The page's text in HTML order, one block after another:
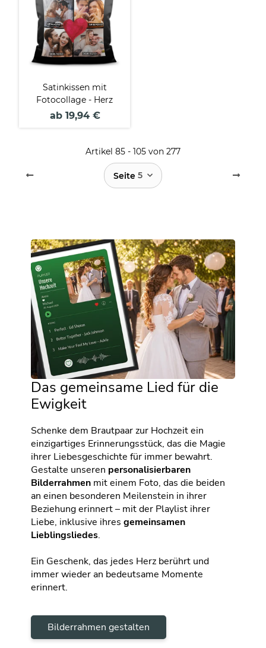
Satinkissen mit
Fotocollage - Herz
ab 19,94 €
Artikel 85 - 105 von 277
Seite 5
Das gemeinsame Lied für die
Ewigkeit
Schenke dem Brautpaar zur Hochzeit ein
einzigartiges Erinnerungsstück, das die Magie
ihrer Liebesgeschichte für immer bewahrt.
Gestalte unseren personalisierbaren
Bilderrahmen mit einem Foto, das die beiden
an einen besonderen Meilenstein in ihrer
Beziehung erinnert – mit der Playlist ihrer
Liebe, inklusive ihres gemeinsamen
Lieblingsliedes.
Ein Geschenk, das jedes Herz berührt und
immer wieder an bedeutsame Momente
erinnert.
Bilderrahmen gestalten